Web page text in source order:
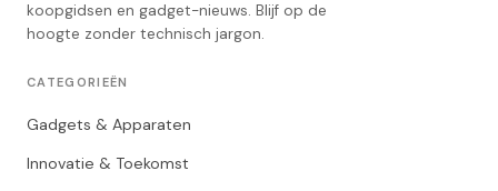
koopgidsen en gadget-nieuws. Blijf op de
hoogte zonder technisch jargon.
CATEGORIEËN
Gadgets & Apparaten
Innovatie & Toekomst